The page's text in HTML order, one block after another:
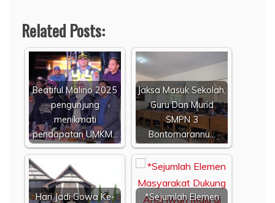
Related Posts:
Beatiful Malino 2025
pengunjung
menikmati
pendapatan UMKM…
Jaksa Masuk Sekolah,
Guru Dan Murid
SMPN 3
Bontomarannu…
Hari Jadi Gowa Ke-
*Sejumlah Elemen